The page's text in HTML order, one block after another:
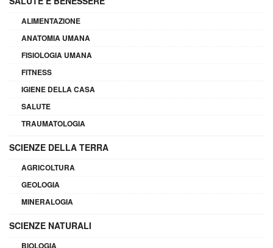
ALIMENTAZIONE
ANATOMIA UMANA
FISIOLOGIA UMANA
FITNESS
IGIENE DELLA CASA
SALUTE
TRAUMATOLOGIA
SCIENZE DELLA TERRA
AGRICOLTURA
GEOLOGIA
MINERALOGIA
SCIENZE NATURALI
BIOLOGIA